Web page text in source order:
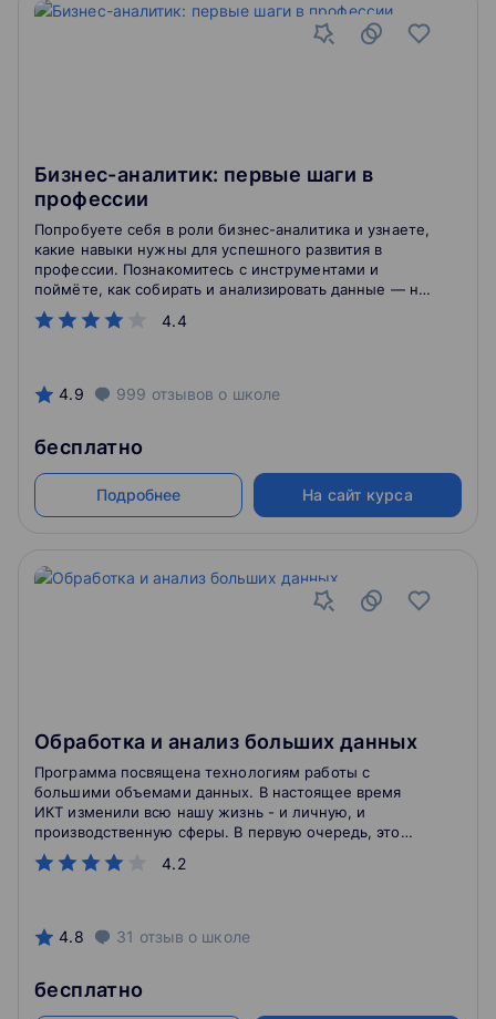
Бизнес-аналитик: первые шаги в
профессии
4.4
Попробуете себя в роли бизнес-аналитика и узнаете,
какие навыки нужны для успешного развития в
профессии. Познакомитесь с инструментами и
поймёте, как собирать и анализировать данные — на
примере реальных кейсов.
4.9 999 отзывов о школе
бесплатно
Подробнее На сайт курса
Обработка и анализ больших данных
4.2
Программа посвящена технологиям работы с
большими объемами данных. В настоящее время
ИКТ изменили всю нашу жизнь - и личную, и
производственную сферы. В первую очередь, это
связано с накоплением во всех областях
детальности человека огромных массивов данных,
быстро находить необходимые элементы,
агрегировать и анализировать. Анализ данных может
например, такие: каков ожидаемый спрос на тот или
4.8 31 отзыв о школе
бесплатно